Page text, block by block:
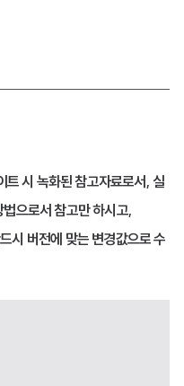
시 녹화된 참고자료로서, 실
으로서 참고만 하시고,
시 버전에 맞는 변경값으로 수